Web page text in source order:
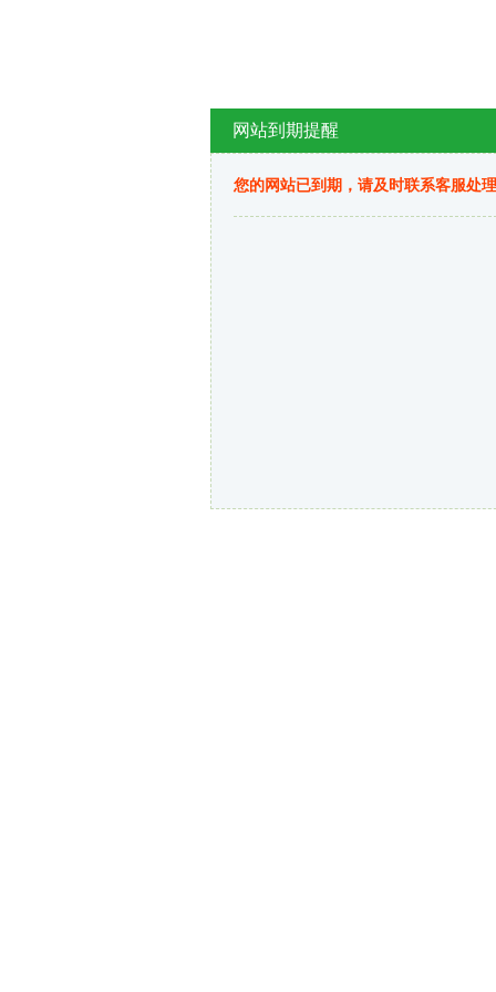
网站到期提醒
您的网站已到期，请及时联系客服处理